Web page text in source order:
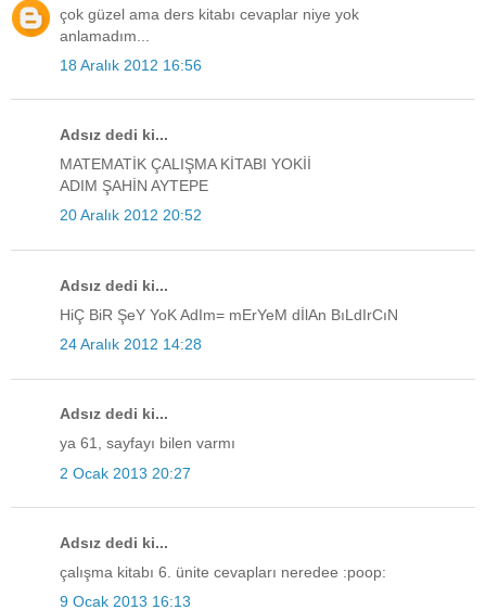
çok güzel ama ders kitabı cevaplar niye yok
anlamadım...
18 Aralık 2012 16:56
Adsız dedi ki...
MATEMATİK ÇALIŞMA KİTABI YOKİİ
ADIM ŞAHİN AYTEPE
20 Aralık 2012 20:52
Adsız dedi ki...
HiÇ BiR ŞeY YoK AdIm= mErYeM dİlAn BıLdIrCıN
24 Aralık 2012 14:28
Adsız dedi ki...
ya 61, sayfayı bilen varmı
2 Ocak 2013 20:27
Adsız dedi ki...
çalışma kitabı 6. ünite cevapları neredee :poop:
9 Ocak 2013 16:13